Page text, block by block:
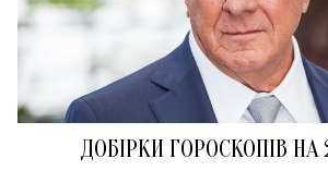
ДОБІРКИ ГОРОСКОПІВ НА